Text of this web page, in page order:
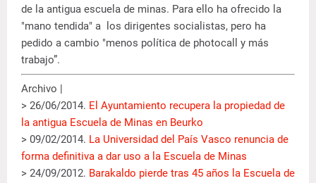
de la antigua escuela de minas. Para ello ha ofrecido la
"mano tendida" a los dirigentes socialistas, pero ha
pedido a cambio "menos política de photocall y más
trabajo”.
Archivo |
> 26/06/2014. El Ayuntamiento recupera la propiedad de
la antigua Escuela de Minas en Beurko
> 09/02/2014. La Universidad del País Vasco renuncia de
forma definitiva a dar uso a la Escuela de Minas
> 24/09/2012. Barakaldo pierde tras 45 años la Escuela de